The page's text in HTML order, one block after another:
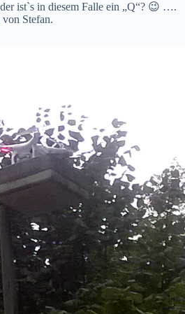
ist`s in diesem Falle ein „Q“? 😉 ….
Stefan.